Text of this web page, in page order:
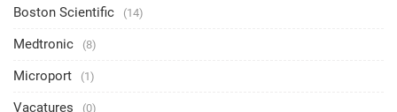
Boston Scientific (14)
Medtronic (8)
Microport (1)
Vacatures (0)